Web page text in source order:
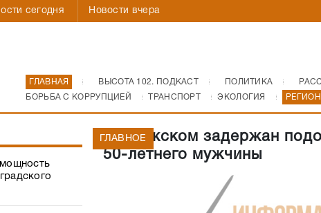
сегодня Новости вчера
ГЛАВНАЯ ВЫСОТА 102. ПОДКАСТ ПОЛИТИКА
БОРЬБА С КОРРУПЦИЕЙ
ТРАНСПОРТ ЭКОЛОГИЯ
В Волжском задержан
50-летнего мужчины
ГЛАВНОЕ